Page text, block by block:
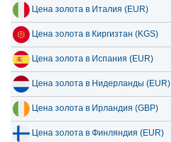
Цена золота в Италия (EUR)
Цена золота в Киргизтан (KGS)
Цена золота в Испания (EUR)
Цена золота в Нидерланды (EUR)
Цена золота в Ирландия (GBP)
Цена золота в Финляндия (EUR)